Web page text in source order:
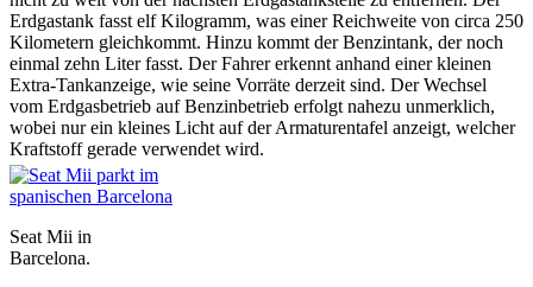
Erdgastank fasst elf Kilogramm, was einer Reichweite von circa 250
Kilometern gleichkommt. Hinzu kommt der Benzintank, der noch
einmal zehn Liter fasst. Der Fahrer erkennt anhand einer kleinen
Extra-Tankanzeige, wie seine Vorräte derzeit sind. Der Wechsel
vom Erdgasbetrieb auf Benzinbetrieb erfolgt nahezu unmerklich,
wobei nur ein kleines Licht auf der Armaturentafel anzeigt, welcher
Kraftstoff gerade verwendet wird.
Seat Mii in
Barcelona.